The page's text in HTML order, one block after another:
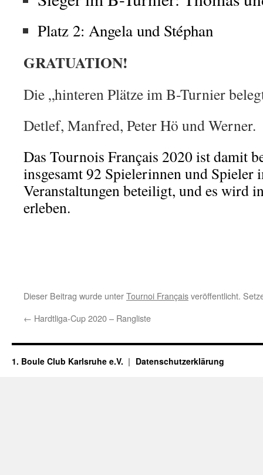
Platz 2: Angela und Stéphan
GRATUATION!
Die „hinteren Plätze im B-Turnier
Detlef, Manfred, Peter Hö und Werner.
Das Tournois Français 2020 ist damit
insgesamt 92 Spielerinnen und Spieler
Veranstaltungen beteiligt, und es wird
erleben.
Dieser Beitrag wurde unterTournoi Françaisveröffentlicht.
← Hardtliga-Cup 2020 – Rangliste
1. Boule Club Karlsruhe e.V. Datenschutzerklärung